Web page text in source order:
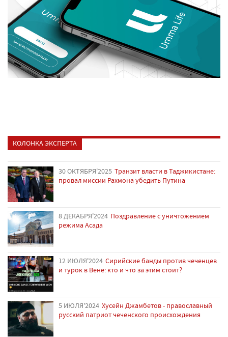
КОЛОНКА ЭКСПЕРТА
30 ОКТЯБРЯ'2025 Транзит власти в Таджикистане:
провал миссии Рахмона убедить Путина
8 ДЕКАБРЯ'2024 Поздравление с уничтожением
режима Асада
12 ИЮЛЯ'2024 Сирийские банды против чеченцев
и турок в Вене: кто и что за этим стоит?
5 ИЮЛЯ'2024 Хусейн Джамбетов - православный
русский патриот чеченского происхождения